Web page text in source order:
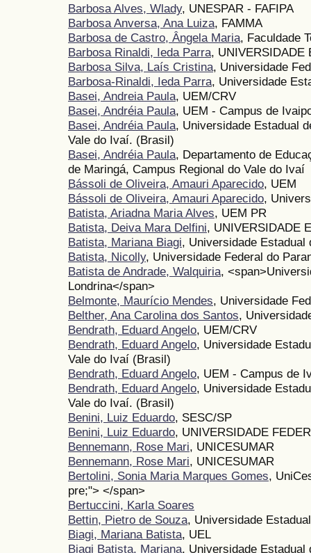
Barbosa Alves, Wlady, UNESPAR - FAFIPA
Barbosa Anversa, Ana Luiza, FAMMA
Barbosa de Castro, Ângela Maria, Faculdade
Barbosa Rinaldi, Ieda Parra, UNIVERSIDADE
Barbosa Silva, Laís Cristina, Universidade
Barbosa-Rinaldi, Ieda Parra, Universidade
Basei, Andreia Paula, UEM/CRV
Basei, Andréia Paula, UEM - Campus de
Basei, Andréia Paula, Universidade Estadual
Vale do Ivaí. (Brasil)
Basei, Andréia Paula, Departamento de
de Maringá, Campus Regional do Vale do Ivaí
Bássoli de Oliveira, Amauri Aparecido, UEM
Bássoli de Oliveira, Amauri Aparecido,
Batista, Ariadna Maria Alves, UEM PR
Batista, Deiva Mara Delfini, UNIVERSIDADE
Batista, Mariana Biagi, Universidade Estadual
Batista, Nicolly, Universidade Federal do
Batista de Andrade, Walquiria,
Londrina</span>
Belmonte, Maurício Mendes, Universidade
Belther, Ana Carolina dos Santos,
Bendrath, Eduard Angelo, UEM/CRV
Bendrath, Eduard Angelo, Universidade
Vale do Ivaí (Brasil)
Bendrath, Eduard Angelo, UEM - Campus de
Bendrath, Eduard Angelo, Universidade
Vale do Ivaí. (Brasil)
Benini, Luiz Eduardo, SESC/SP
Benini, Luiz Eduardo, UNIVERSIDADE
Bennemann, Rose Mari, UNICESUMAR
Bennemann, Rose Mari, UNICESUMAR
Bertolini, Sonia Maria Marques Gomes,
pre;"> </span>
Bertuccini, Karla Soares
Bettin, Pietro de Souza, Universidade
Biagi, Mariana Batista, UEL
Biagi Batista, Mariana, Universidade Estadual